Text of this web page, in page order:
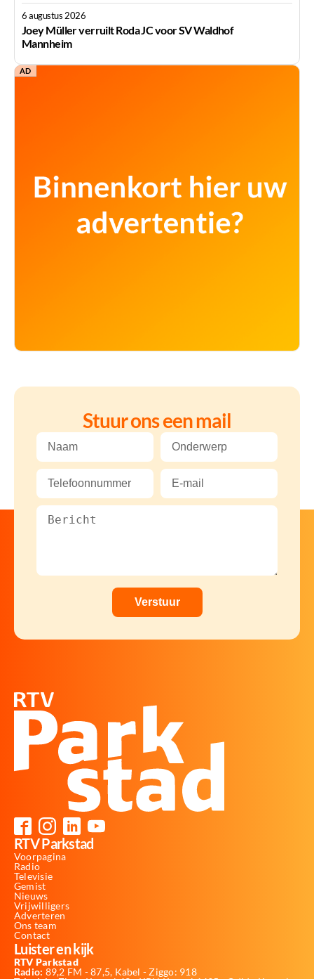
6 augustus 2026
Joey Müller verruilt Roda JC voor SV Waldhof
Mannheim
AD
Stuur ons een mail
RTV Parkstad
Voorpagina
Radio
Televisie
Gemist
Nieuws
Vrijwilligers
Adverteren
Ons team
Contact
Luister en kijk
RTV Parkstad
Radio: 89,2 FM - 87,5, Kabel - Ziggo: 918